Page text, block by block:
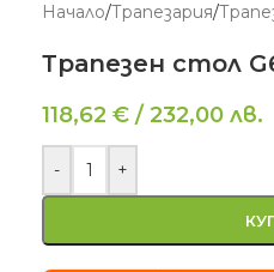
Начало/Трапезария/
Трапезен стол
118,62 € / 232,00 лв.
- +